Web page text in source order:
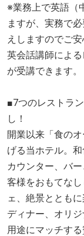
※業務上で英語（
ますが、実務で
えしますのでご
英会話講師によ
が受講できます。
■7つのレストラ
し！
開業以来「食の
げる当ホテル。
カウンター、バ
客様をおもてな
ェ、絶景ととも
ディナー、オリ
用途にマッチす